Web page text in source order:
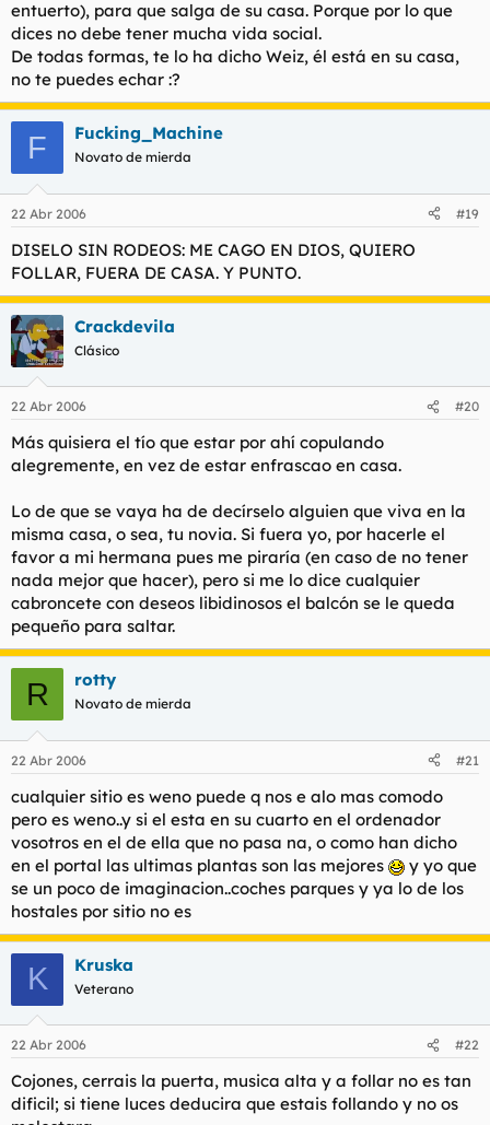
entuerto), para que salga de su casa. Porque por lo que
dices no debe tener mucha vida social.
De todas formas, te lo ha dicho Weiz, él está en su casa,
no te puedes echar :?
F Fucking_Machine
Novato de mierda
22 Abr 2006 #19
DISELO SIN RODEOS: ME CAGO EN DIOS, QUIERO
FOLLAR, FUERA DE CASA. Y PUNTO.
Crackdevila
Clásico
22 Abr 2006 #20
Más quisiera el tío que estar por ahí copulando
alegremente, en vez de estar enfrascao en casa.
Lo de que se vaya ha de decírselo alguien que viva en la
misma casa, o sea, tu novia. Si fuera yo, por hacerle el
favor a mi hermana pues me piraría (en caso de no tener
nada mejor que hacer), pero si me lo dice cualquier
cabroncete con deseos libidinosos el balcón se le queda
pequeño para saltar.
R rotty
Novato de mierda
22 Abr 2006 #21
cualquier sitio es weno puede q nos e alo mas comodo
pero es weno..y si el esta en su cuarto en el ordenador
vosotros en el de ella que no pasa na, o como han dicho
en el portal las ultimas plantas son las mejores
y yo que
se un poco de imaginacion..coches parques y ya lo de los
hostales por sitio no es
K Kruska
Veterano
22 Abr 2006 #22
Cojones, cerrais la puerta, musica alta y a follar no es tan
dificil; si tiene luces deducira que estais follando y no os